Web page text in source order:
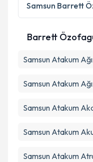
Samsun Barrett
Barrett
Samsun Atakum
Samsun Atakum
Samsun Atakum
Samsun Atakum
Samsun Atakum